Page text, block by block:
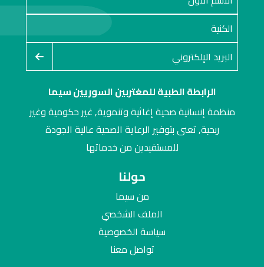
الرابطة الطبية للمغتربين السوريين سيما
منظمة إنسانية صحية إغاثية وتنموية, غير حكومية وغير
ربحية, تعنى بتوفير الرعاية الصحية عالية الجودة
للمستفيدين من خدماتها
حولنا
من سيما
الملف الشخصي
سياسة الخصوصية
تواصل معنا